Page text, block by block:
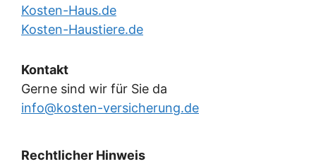
Kosten-Haus.de
Kosten-Haustiere.de
Kontakt
Gerne sind wir für Sie da
info@kosten-versicherung.de
Rechtlicher Hinweis